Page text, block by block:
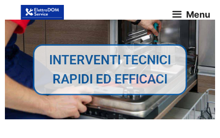
Menu
INTERVENTI TECNICI
RAPIDI ED EFFICACI